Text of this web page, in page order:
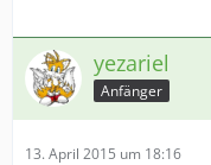
yezariel
Anfänger
13. April 2015 um 18:16